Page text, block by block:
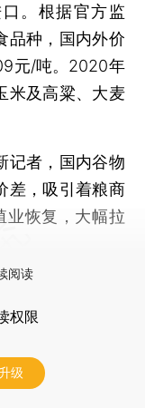
。根据官方监
品种，国内外价
元/吨。2020年
米及高粱、大麦
者，国内谷物
差，吸引着粮商
业恢复，大幅拉
阅读
权限
级